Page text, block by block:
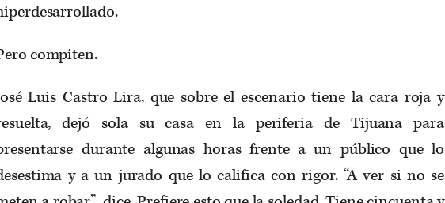
compiten.
Luis Castro Lira, que sobre el escenario tiene la cara roja y
dejó sola su casa en la periferia de Tijuana para
durante algunas horas frente a un público que lo
y a un jurado que lo califica con rigor. “A ver si no se